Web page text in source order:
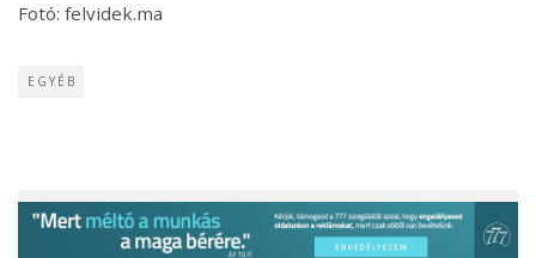
Fotó: felvidek.ma
EGYÉB